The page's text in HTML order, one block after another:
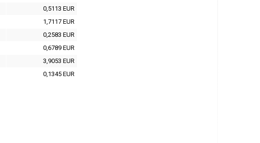
0,5113 EUR
1,7117 EUR
0,2583 EUR
0,6789 EUR
3,9053 EUR
0,1345 EUR